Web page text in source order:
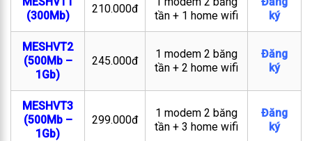
(300Mb)
210.000đ
tần + 1 home wifi
ký
MESHVT2
(500Mb –
1Gb)
245.000đ
1 modem 2 băng
tần + 2 home wifi
Đăng
ký
MESHVT3
(500Mb –
1Gb)
299.000đ
1 modem 2 băng
tần + 3 home wifi
Đăng
ký